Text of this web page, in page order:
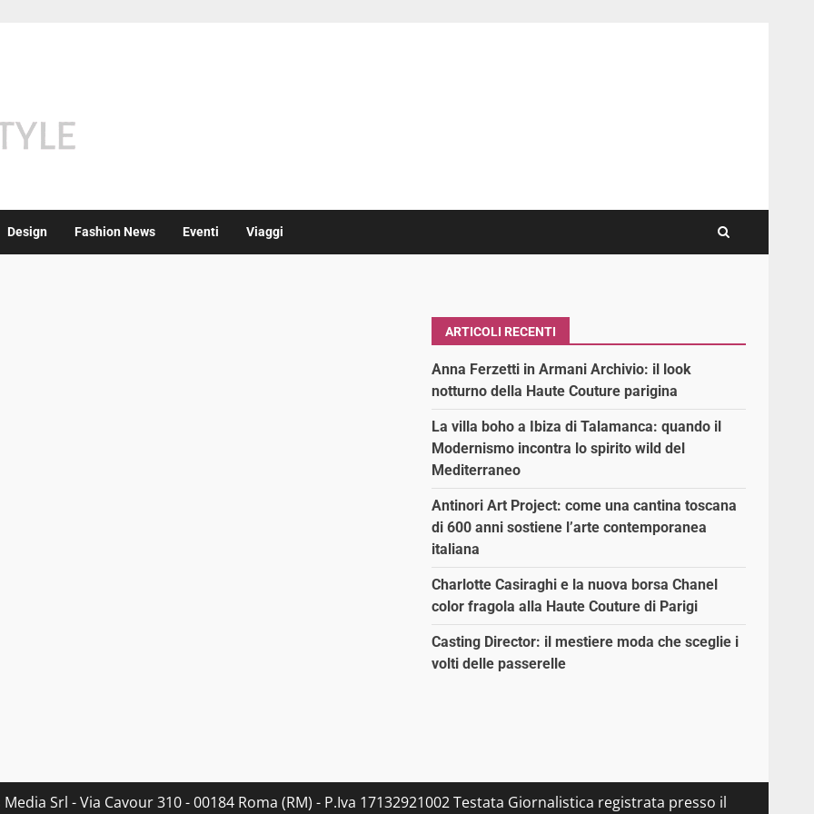
Design Fashion News Eventi Viaggi
ARTICOLI RECENTI
Anna Ferzetti in Armani Archivio: il look
notturno della Haute Couture parigina
La villa boho a Ibiza di Talamanca: quando il
Modernismo incontra lo spirito wild del
Mediterraneo
Antinori Art Project: come una cantina toscana
di 600 anni sostiene l’arte contemporanea
italiana
Charlotte Casiraghi e la nuova borsa Chanel
color fragola alla Haute Couture di Parigi
Casting Director: il mestiere moda che sceglie i
volti delle passerelle
Srl - Via Cavour 310 - 00184 Roma (RM) - P.Iva 17132921002 Testata Giornalistica registrata presso il